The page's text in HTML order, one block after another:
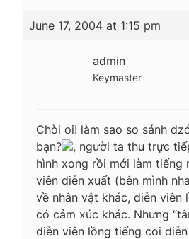
June 17, 2004 at 1:15 pm
admin
Keymaster
Chòi oi! làm sao so sánh
bạn?
, người ta thu trực
hình xong rồi mới làm tiếng
viên diễn xuất (bên mình nha
về nhân vật khác, diễn viên
có cảm xúc khác. Nhưng
diễn viên lồng tiếng coi